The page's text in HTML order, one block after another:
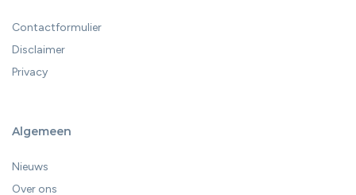
Contactformulier
Disclaimer
Privacy
Algemeen
Nieuws
Over ons